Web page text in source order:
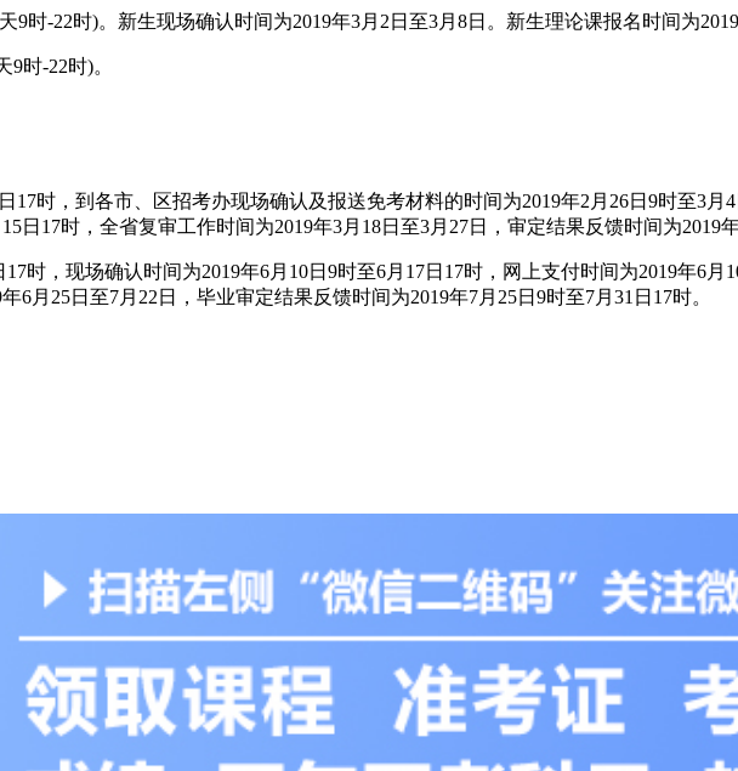
-22时)。新生现场确认时间为2019年3月2日至3月8日。新生理论课报名时间为2019
时-22时)。
时，到各市、区招考办现场确认及报送免考材料的时间为2019年2月26日9时至3月
日17时，全省复审工作时间为2019年3月18日至3月27日，审定结果反馈时间为2019
，现场确认时间为2019年6月10日9时至6月17日17时，网上支付时间为2019年6月
6月25日至7月22日，毕业审定结果反馈时间为2019年7月25日9时至7月31日17时。